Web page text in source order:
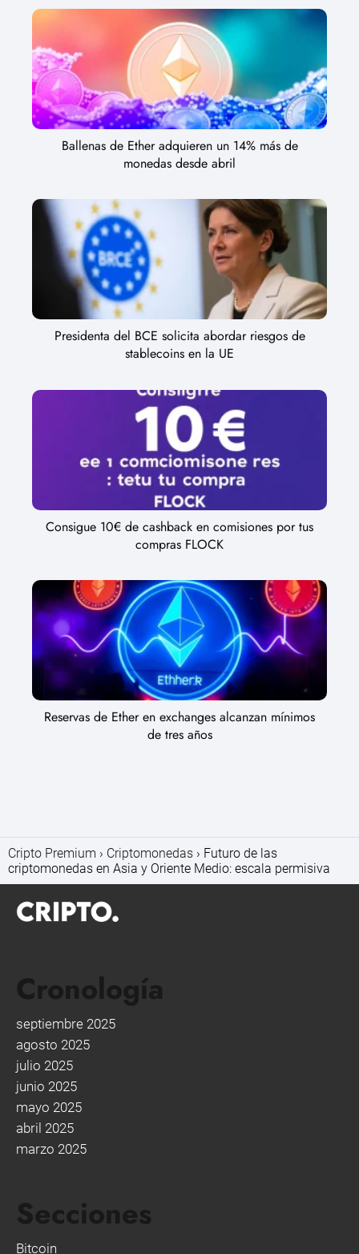
Ballenas de Ether adquieren un 14% más de
monedas desde abril
Presidenta del BCE solicita abordar riesgos de
stablecoins en la UE
Consigue 10€ de cashback en comisiones por tus
compras FLOCK
Reservas de Ether en exchanges alcanzan mínimos
de tres años
Cripto Premium Criptomonedas
Futuro de las
criptomonedas en Asia y Oriente Medio: escala permisiva
Cronología
septiembre 2025
agosto 2025
julio 2025
junio 2025
mayo 2025
abril 2025
marzo 2025
Secciones
Bitcoin